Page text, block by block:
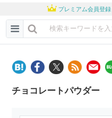
プレミアム会員登録
チョコレートパウダー